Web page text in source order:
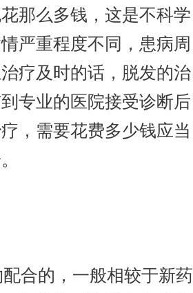
那么多钱，这是不科学
严重程度不同，患病周
疗及时的话，脱发的治
专业的医院接受诊断后
，需要花费多少钱应当
合的，一般相较于新药